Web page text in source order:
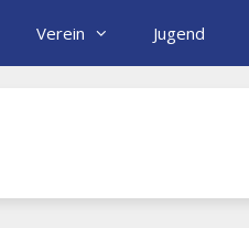
Verein Jugend